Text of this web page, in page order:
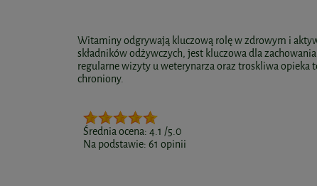
Witaminy odgrywają kluczową rolę w zdrowym i
składników odżywczych, jest kluczowa dla
regularne wizyty u weterynarza oraz troskliwa opieka
chroniony.
Średnia ocena: 4.1 /5.0
Na podstawie: 61 opinii